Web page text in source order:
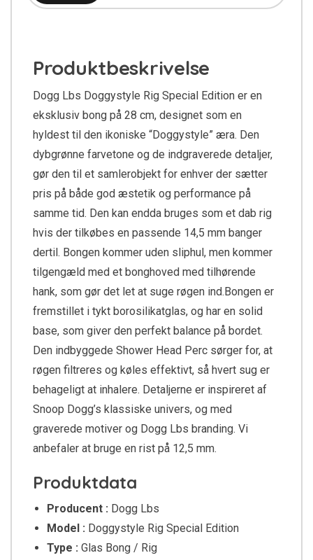
Produktbeskrivelse
Dogg Lbs Doggystyle Rig Special Edition er en
eksklusiv bong på 28 cm, designet som en
hyldest til den ikoniske “Doggystyle” æra. Den
dybgrønne farvetone og de indgraverede detaljer,
gør den til et samlerobjekt for enhver der sætter
pris på både god æstetik og performance på
samme tid. Den kan endda bruges som et dab rig
hvis der tilkøbes en passende 14,5 mm banger
dertil. Bongen kommer uden sliphul, men kommer
tilgengæld med et bonghoved med tilhørende
hank, som gør det let at suge røgen ind.Bongen er
fremstillet i tykt borosilikatglas, og har en solid
base, som giver den perfekt balance på bordet.
Den indbyggede Shower Head Perc sørger for, at
røgen filtreres og køles effektivt, så hvert sug er
behageligt at inhalere. Detaljerne er inspireret af
Snoop Dogg’s klassiske univers, og med
graverede motiver og Dogg Lbs branding. Vi
anbefaler at bruge en rist på 12,5 mm.
Produktdata
Producent : Dogg Lbs
Model : Doggystyle Rig Special Edition
Type : Glas Bong / Rig